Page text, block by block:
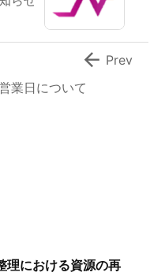
業日について
 Prev
理における資源の再